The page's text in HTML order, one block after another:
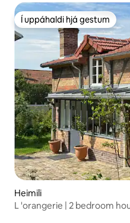
Í uppáhaldi hjá gestum
Í uppáhaldi hjá gestum
Heimili
L 'orangerie | 2 bedroom